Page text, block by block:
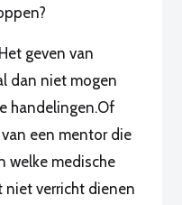
geven van
dan niet mogen
handelingen.Of
een mentor die
welke medische
niet verricht dienen